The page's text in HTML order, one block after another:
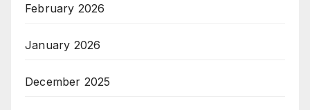
February 2026
January 2026
December 2025